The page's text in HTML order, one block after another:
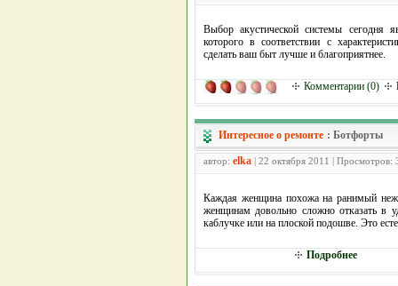
Выбор акустической системы сегодня
которого в соответствии с
сделать ваш быт лучше и благоприятнее.
Комментарии (0)
Интересное о ремонте : Ботфорты
автор: elka | 22 октября 2011 | Просмотров:
Каждая женщина похожа на ранимый
женщинам довольно сложно отказать в
каблучке или на плоской подошве. Это
Подробнее